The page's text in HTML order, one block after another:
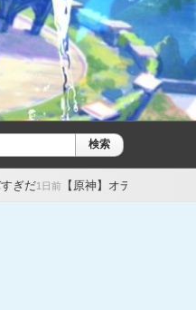
検索
オデットの餅武器美しい…が性能微